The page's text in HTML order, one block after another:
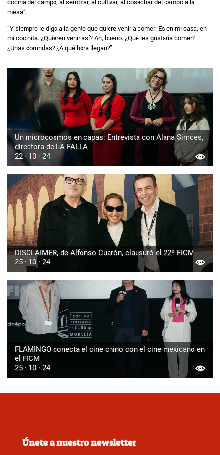
cocina del campo, al sembrar, al cultivar, al cosechar del campo a la
mesa”.
“Y siempre le digo a la gente que quiere venir a comer: Es en mi casa, en
mi cocinita. ¿Quieren venir así? Ah, bueno. ¿Qué les gustaría comer?
¿Unas corundas? ¿A qué hora llegan?”
Un microcosmos en capas: Entrevista con Alana Simoes,
directora de LA FALLA
22 · 10 · 24
DISCLAIMER, de Alfonso Cuarón, clausuró el 22º FICM
25 · 10 · 24
FLAMINGO conecta el cine chino con el cine mexicano en
el FICM
25 · 10 · 24
Únete a nuestro newsletter